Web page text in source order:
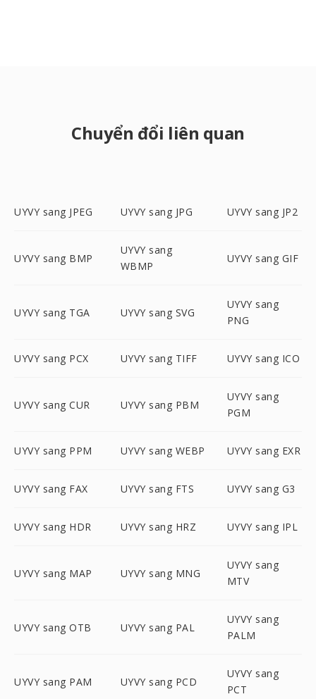
Chuyển đổi liên quan
UYVY sang JPEG UYVY sang JPG UYVY sang JP2
UYVY sang BMP
UYVY sang
WBMP
UYVY sang GIF
UYVY sang TGA UYVY sang SVG
UYVY sang
PNG
UYVY sang PCX UYVY sang TIFF UYVY sang ICO
UYVY sang CUR UYVY sang PBM
UYVY sang
PGM
UYVY sang PPM UYVY sang WEBP UYVY sang EXR
UYVY sang FAX UYVY sang FTS UYVY sang G3
UYVY sang HDR UYVY sang HRZ UYVY sang IPL
UYVY sang MAP UYVY sang MNG
UYVY sang
MTV
UYVY sang OTB UYVY sang PAL
UYVY sang
PALM
UYVY sang PAM UYVY sang PCD
UYVY sang
PCT